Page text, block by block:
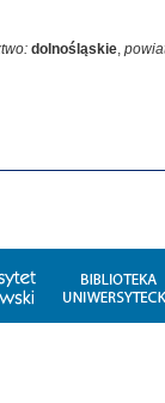
dolnośląskie,